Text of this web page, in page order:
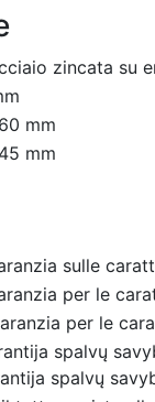
zincata su
mm
mm
sulle
per le
per le
spalvų
spalvų